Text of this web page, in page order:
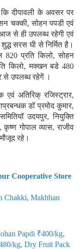
कि दीपावली के अवसर पर
चक्की, सोहन पपडी एवं
से ही उपलब्ध रहेगी एवं
सरस घी से निर्मित है।
प्रति किलो, सोहन
किलो, मक्खन बडे 480
से उपलब्ध रहेगें ।
अतिरिक् रजिस्ट्रार,
डॉ प्रमोद कुमार,
उदयपुर, नियुक्ति
गोपाल व्यास, राजीव
रहे।
Cooperative Store
Chakki, Makhhan
Papdi ₹400/kg,
kg, Dry Fruit Pack